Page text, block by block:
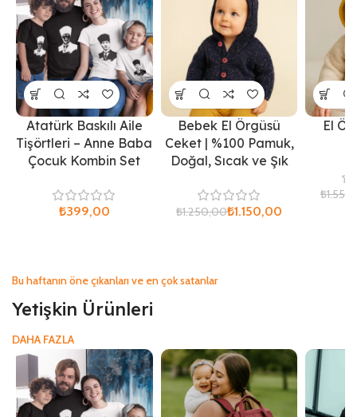
Atatürk Baskılı Aile
Tişörtleri – Anne Baba
Çocuk Kombin Set
₺
Bebek El Örgüsü
Ceket | %100 Pamuk,
Doğal, Sıcak ve Şık
₺1.250,00₺1.150,00
El
₺
Bu haftanın öne çıkanları ve en çok satanlar
Yetişkin Ürünleri
DAHA FAZLA